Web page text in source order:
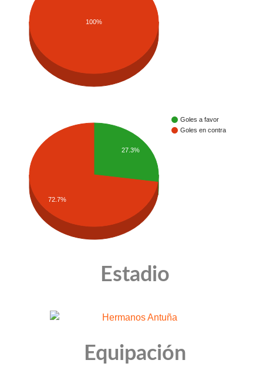
100%
Goles a favor
Goles en contra
27.3%
72.7%
Estadio
Equipación